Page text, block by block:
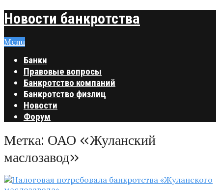
Новости банкротства
Menu
Банки
Правовые вопросы
Банкротство компаний
Банкротство физлиц
Новости
Форум
Метка: ОАО «Жуланский
маслозавод»